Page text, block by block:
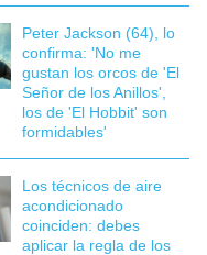
Peter Jackson (64), lo
confirma: 'No me
gustan los orcos de 'El
Señor de los Anillos',
los de 'El Hobbit' son
formidables'
Los técnicos de aire
acondicionado
coinciden: debes
aplicar la regla de los